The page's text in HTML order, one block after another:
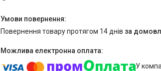
повернення товару протягом 14 днів за
У